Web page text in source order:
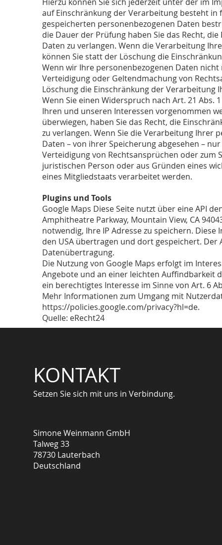
auf Einschränkung der Verarbeitung besteht in
gespeicherten personenbezogenen Daten
die Dauer der Prüfung haben Sie das Recht,
Daten zu verlangen. Wenn die Verarbeitung
können Sie statt der Löschung die
Wenn wir Ihre personenbezogenen Daten
Verteidigung oder Geltendmachung von
Löschung die Einschränkung der Verarbeitung
Wenn Sie einen Widerspruch nach Art. 21 Abs.
Ihren und unseren Interessen vorgenommen
überwiegen, haben Sie das Recht, die
zu verlangen. Wenn Sie die Verarbeitung Ihrer
Daten – von ihrer Speicherung abgesehen –
Verteidigung von Rechtsansprüchen oder
juristischen Person oder aus Gründen eines
eines Mitgliedstaats verarbeitet werden.
Plugins und Tools
Google Maps Diese Seite nutzt über eine API
Amphitheatre Parkway, Mountain View, CA
notwendig, Ihre IP Adresse zu speichern.
den USA übertragen und dort gespeichert. Der
Datenübertragung.
Die Nutzung von Google Maps erfolgt im
Angebote und an einer leichten Auffindbarkeit
ein berechtigtes Interesse im Sinne von Art. 6
Mehr Informationen zum Umgang mit
https://policies.google.com/privacy?hl=de.
Quelle: eRecht24
KONTAKT
Setzen Sie sich mit uns in Verbindung.
Simone Weinmann GmbH
Talweg 33
78730 Lauterbach
Deutschland